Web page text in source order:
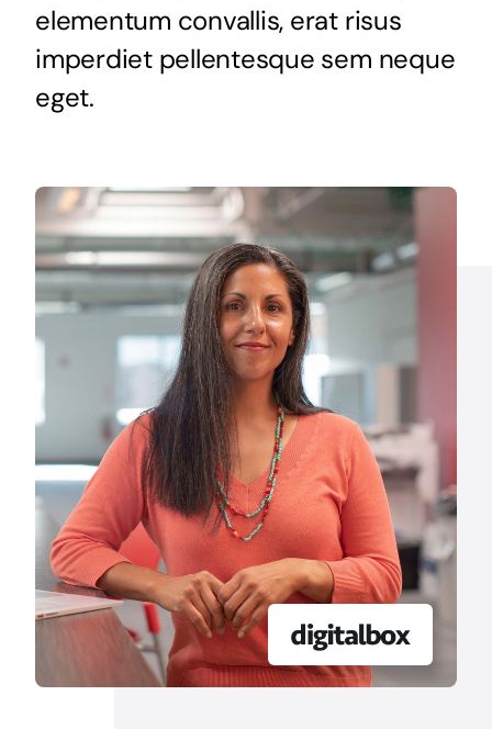
Carrito
elementum convallis, erat risus
imperdiet pellentesque sem neque
eget.